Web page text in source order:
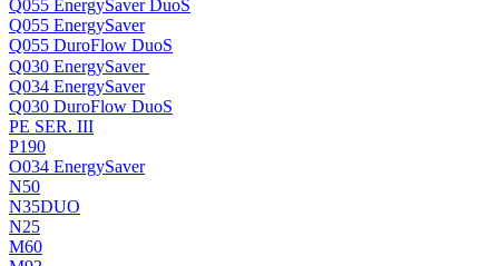
Q055 EnergySaver DuoS
Q055 EnergySaver
Q055 DuroFlow DuoS
Q030 EnergySaver
Q034 EnergySaver
Q030 DuroFlow DuoS
PE SER. III
P190
O034 EnergySaver
N50
N35DUO
N25
M60